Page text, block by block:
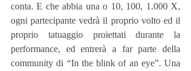
conta. E che abbia una o 10, 100, 1.000 X,
ogni partecipante vedrà il proprio volto ed il
proprio tatuaggio proiettati durante la
performance, ed entrerà a far parte della
community di “In the blink of an eye”. Una